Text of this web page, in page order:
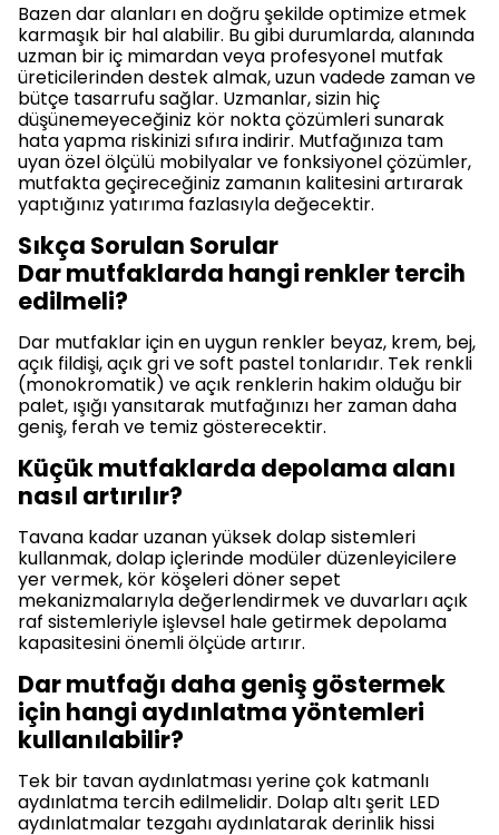
Bazen dar alanları en doğru şekilde optimize etmek
karmaşık bir hal alabilir. Bu gibi durumlarda, alanında
uzman bir iç mimardan veya profesyonel mutfak
üreticilerinden destek almak, uzun vadede zaman ve
bütçe tasarrufu sağlar. Uzmanlar, sizin hiç
düşünemeyeceğiniz kör nokta çözümleri sunarak
hata yapma riskinizi sıfıra indirir. Mutfağınıza tam
uyan özel ölçülü mobilyalar ve fonksiyonel çözümler,
mutfakta geçireceğiniz zamanın kalitesini artırarak
yaptığınız yatırıma fazlasıyla değecektir.
Sıkça Sorulan Sorular
Dar mutfaklarda hangi renkler tercih
edilmeli?
Dar mutfaklar için en uygun renkler beyaz, krem, bej,
açık fildişi, açık gri ve soft pastel tonlarıdır. Tek renkli
(monokromatik) ve açık renklerin hakim olduğu bir
palet, ışığı yansıtarak mutfağınızı her zaman daha
geniş, ferah ve temiz gösterecektir.
Küçük mutfaklarda depolama alanı
nasıl artırılır?
Tavana kadar uzanan yüksek dolap sistemleri
kullanmak, dolap içlerinde modüler düzenleyicilere
yer vermek, kör köşeleri döner sepet
mekanizmalarıyla değerlendirmek ve duvarları açık
raf sistemleriyle işlevsel hale getirmek depolama
kapasitesini önemli ölçüde artırır.
Dar mutfağı daha geniş göstermek
için hangi aydınlatma yöntemleri
kullanılabilir?
Tek bir tavan aydınlatması yerine çok katmanlı
aydınlatma tercih edilmelidir. Dolap altı şerit LED
aydınlatmalar tezgahı aydınlatarak derinlik hissi